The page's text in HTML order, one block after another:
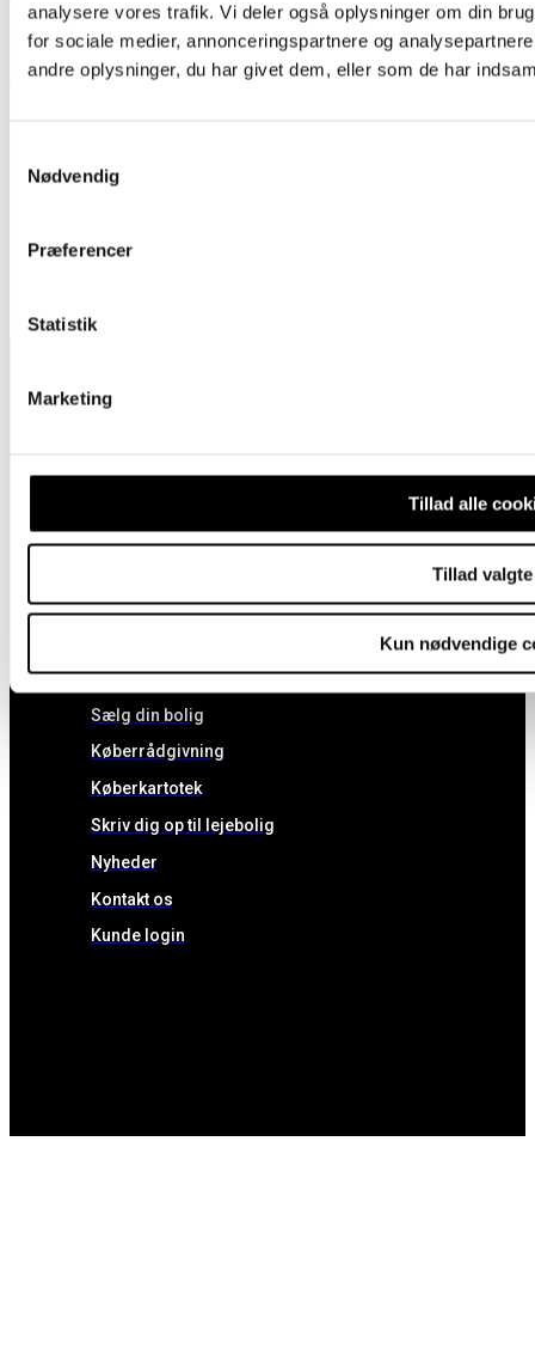
analysere vores trafik. Vi deler også oplysninger om din
for sociale medier, annonceringspartnere og
andre oplysninger, du har givet dem, eller som de har
Nødvendig
Præferencer
Statistik
Marketing
Tillad alle
Tillad valgte
Kun nødvendige
Kontakt os
MENU
Boliger til salg
Projektboliger
Sælg din bolig
Køberrådgivning
Køberkartotek
Skriv dig op til lejebolig
Nyheder
Kontakt os
Kunde login